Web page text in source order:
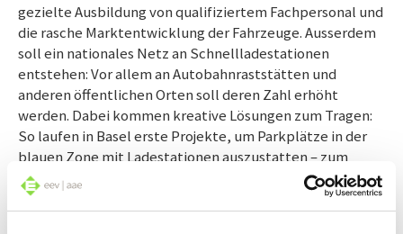
gezielte Ausbildung von qualifiziertem Fachpersonal und
die rasche Marktentwicklung der Fahrzeuge. Ausserdem
soll ein nationales Netz an Schnellladestationen
entstehen: Vor allem an Autobahnraststätten und
anderen öffentlichen Orten soll deren Zahl erhöht
werden. Dabei kommen kreative Lösungen zum Tragen:
So laufen in Basel erste Projekte, um Parkplätze in der
blauen Zone mit Ladestationen auszustatten – zum
Beispiel integriert in die Strassenlaternen.